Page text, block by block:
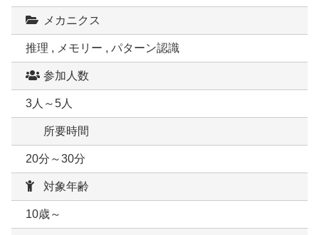
メカニクス
推理 , メモリー , パターン認識
参加人数
3人～5人
所要時間
20分～30分
対象年齢
10歳～